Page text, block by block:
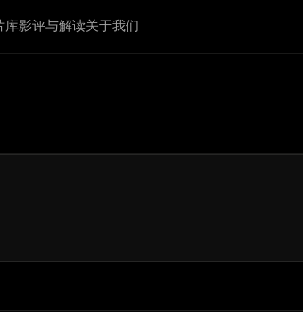
库影评与解读关于我们